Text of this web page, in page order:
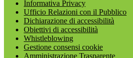
Informativa Privacy
Ufficio Relazioni con il Pubblico
Dichiarazione di accessibilità
Obiettivi di accessibilità
Whistleblowing
Gestione consensi cookie
Amministrazione Trasparente